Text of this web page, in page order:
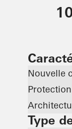
Nouvelle
Type